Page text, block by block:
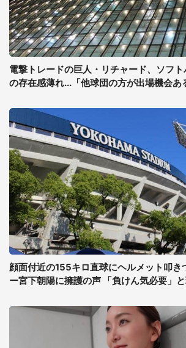
電撃トレードの巨人・リチャード、ソフ
の存在感薄れ...「他球団の方が出場機会あ
顔面付近の155キロ直球にヘルメット叩き
ー宮下朝陽に擁護の声 「負けん気必要」